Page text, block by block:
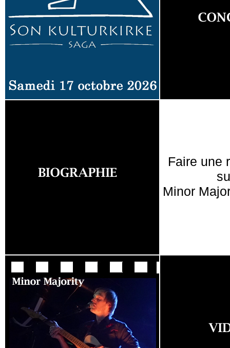
Faire une
Minor